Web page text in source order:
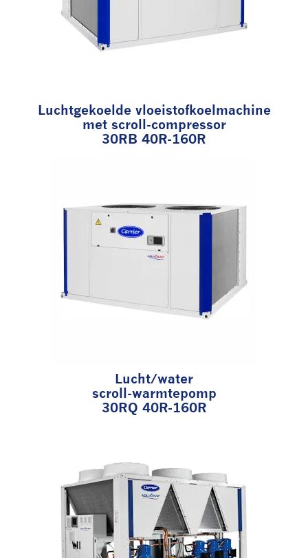
Luchtgekoelde vloeistofkoelmachine
met scroll-compressor
30RB 40R-160R
Lucht/water
scroll-warmtepomp
30RQ 40R-160R